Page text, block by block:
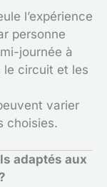
l’expérience
personne
journée à
le circuit et les
varier
choisies.
adaptés aux